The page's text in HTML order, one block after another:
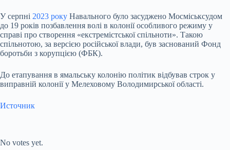
У серпні 2023 року Навального було засуджено Мосміськсудом
до 19 років позбавлення волі в колонії особливого режиму у
справі про створення «екстремістської спільноти». Такою
спільнотою, за версією російської влади, був заснований Фонд
боротьби з корупцією (ФБК).
До етапування в ямальську колонію політик відбував строк у
виправній колонії у Мелеховому Володимирської області.
Источник
No votes yet.